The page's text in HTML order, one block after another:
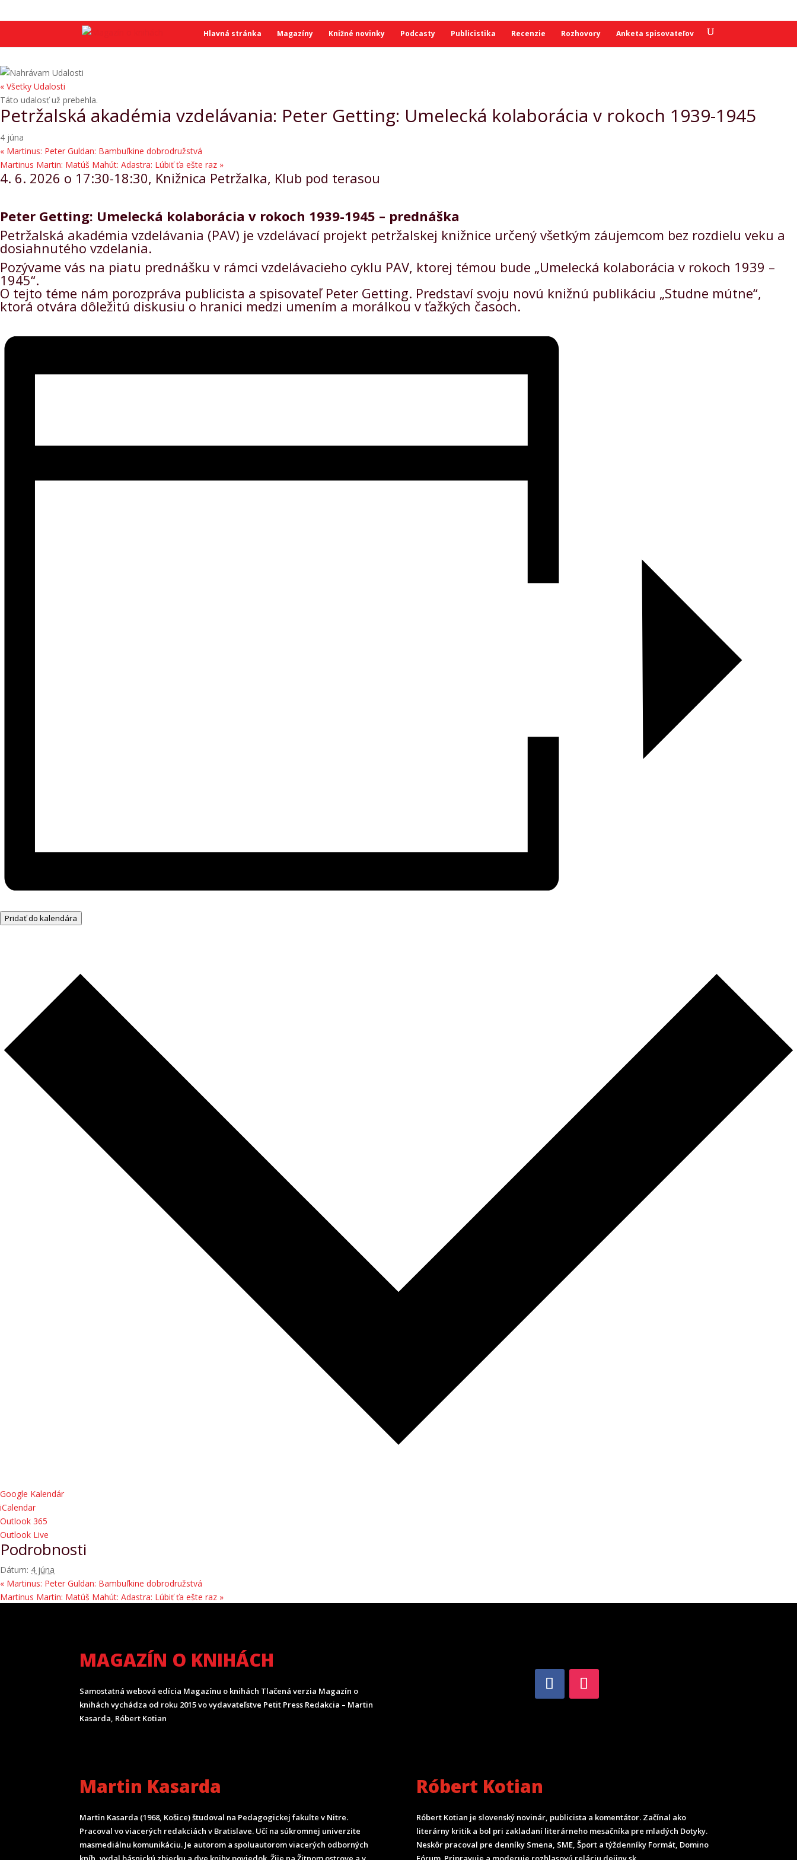
Hlavná stránka Magazíny Knižné novinky Podcasty Publicistika Recenzie Rozhovory Anketa spisovateľov
« Všetky Udalosti
Táto udalosť už prebehla.
Petržalská akadémia vzdelávania: Peter Getting: Umelecká kolaborácia v rokoch 1939-1945
4 júna
« Martinus: Peter Guldan: Bambuľkine dobrodružstvá
Martinus Martin: Matúš Mahút: Adastra: Lúbiť ťa ešte raz »
4. 6. 2026 o 17:30-18:30, Knižnica Petržalka, Klub pod terasou
Peter Getting: Umelecká kolaborácia v rokoch 1939-1945 – prednáška
Petržalská akadémia vzdelávania (PAV) je vzdelávací projekt petržalskej knižnice určený všetkým záujemcom bez rozdielu veku a
dosiahnutého vzdelania.
Pozývame vás na piatu prednášku v rámci vzdelávacieho cyklu PAV, ktorej témou bude „Umelecká kolaborácia v rokoch 1939 –
1945“.
O tejto téme nám porozpráva publicista a spisovateľ Peter Getting. Predstaví svoju novú knižnú publikáciu „Studne mútne“,
ktorá otvára dôležitú diskusiu o hranici medzi umením a morálkou v ťažkých časoch.
Pridať do kalendára
Google Kalendár
iCalendar
Outlook 365
Outlook Live
Podrobnosti
Dátum: 4 júna
« Martinus: Peter Guldan: Bambuľkine dobrodružstvá
Martinus Martin: Matúš Mahút: Adastra: Lúbiť ťa ešte raz »
MAGAZÍN O KNIHÁCH
Samostatná webová edícia Magazínu o knihách Tlačená verzia Magazín o
knihách vychádza od roku 2015 vo vydavateľstve Petit Press Redakcia – Martin
Kasarda, Róbert Kotian
Martin Kasarda
Martin Kasarda (1968, Košice) študoval na Pedagogickej fakulte v Nitre.
Pracoval vo viacerých redakciách v Bratislave. Učí na súkromnej univerzite
masmediálnu komunikáciu. Je autorom a spoluautorom viacerých odborných
Róbert Kotian
Róbert Kotian je slovenský novinár, publicista a komentátor. Začínal ako
literárny kritik a bol pri zakladaní literárneho mesačníka pre mladých Dotyky.
Neskôr pracoval pre denníky Smena, SME, Šport a týždenníky Formát, Domino